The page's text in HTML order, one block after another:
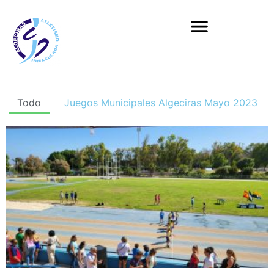
Todo Juegos Municipales Algeciras Mayo 2023